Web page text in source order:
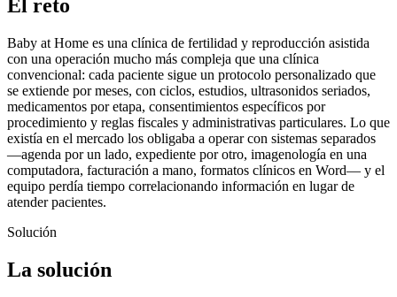
El reto
Baby at Home es una clínica de fertilidad y reproducción asistida
con una operación mucho más compleja que una clínica
convencional: cada paciente sigue un protocolo personalizado que
se extiende por meses, con ciclos, estudios, ultrasonidos seriados,
medicamentos por etapa, consentimientos específicos por
procedimiento y reglas fiscales y administrativas particulares. Lo que
existía en el mercado los obligaba a operar con sistemas separados
—agenda por un lado, expediente por otro, imagenología en una
computadora, facturación a mano, formatos clínicos en Word— y el
equipo perdía tiempo correlacionando información en lugar de
atender pacientes.
Solución
La solución